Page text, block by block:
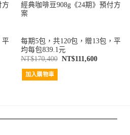
方
平
經典咖啡豆908g《24期》預付方
案
每期5包，共120包，贈13包，平
均每包839.1元
NT$170,400 NT$111,600
加入購物車